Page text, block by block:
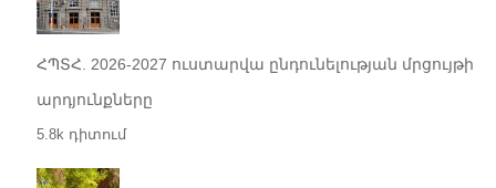
ՀՊՏՀ. 2026-2027 ուստարվա ընդունելության մրցույթի
արդյունքները
5.8k դիտում